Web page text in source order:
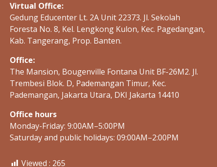
Virtual Office:
Gedung Educenter Lt. 2A Unit 22373. Jl. Sekolah
Foresta No. 8, Kel. Lengkong Kulon, Kec. Pagedangan,
Kab. Tangerang, Prop. Banten.
Office:
The Mansion, Bougenville Fontana Unit BF-26M2. Jl.
Trembesi Blok. D, Pademangan Timur, Kec.
Pademangan, Jakarta Utara, DKI Jakarta 14410
Office hours
Monday-Friday: 9:00AM–5:00PM
Saturday and public holidays: 09:00AM–2:00PM
Viewed : 265